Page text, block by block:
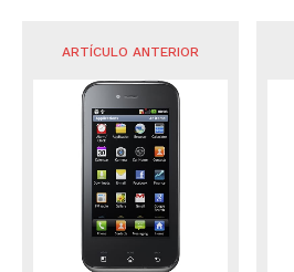
ARTÍCULO ANTERIOR